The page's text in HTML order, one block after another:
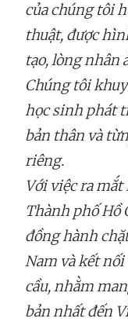
của chúng tôi
thuật, được
tạo, lòng nhân
Chúng tôi
học sinh phát
bản thân và
riêng.
Với việc ra
Thành phố Hồ
đồng hành
Nam và kết
cầu, nhằm
bản nhất đến